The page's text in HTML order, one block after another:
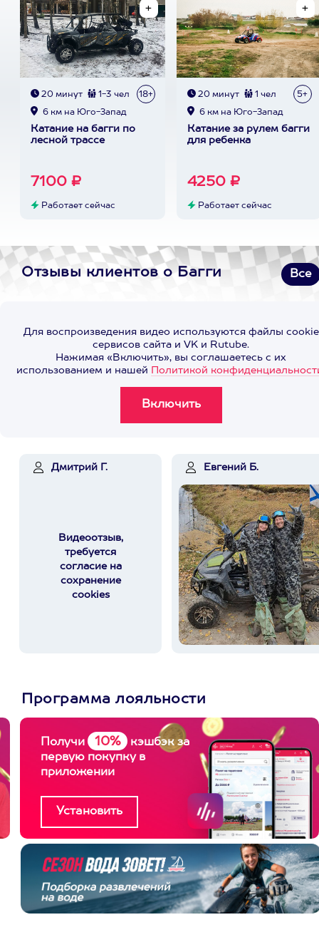
20 минут 1-3 чел 18+
6 км на Юго-Запад
Катание на багги по
лесной трассе
7100 ₽
Работает сейчас
20 минут 1 чел 5+
6 км на Юго-Запад
Катание за рулем багги
для ребенка
4250 ₽
Работает сейчас
Отзывы клиентов о Багги Все
Для воспроизведения видео используются файлы cookie
сервисов сайта и VK и Rutube.
Нажимая «Включить», вы соглашаетесь с их
использованием и нашей Политикой
Дмитрий Г.
Видеоотзыв,
требуется
согласие на
сохранение
cookies
Евгений Б.
Программа лояльности
Получи 10%
кэшбэк за
первую покупку в
приложении